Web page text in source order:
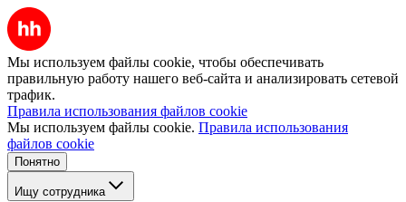
Мы используем файлы cookie, чтобы обеспечивать
правильную работу нашего веб-сайта и анализировать сетевой
трафик.
Правила использования файлов cookie
Мы используем файлы cookie. Правила использования
файлов cookie
Понятно
Ищу сотрудника